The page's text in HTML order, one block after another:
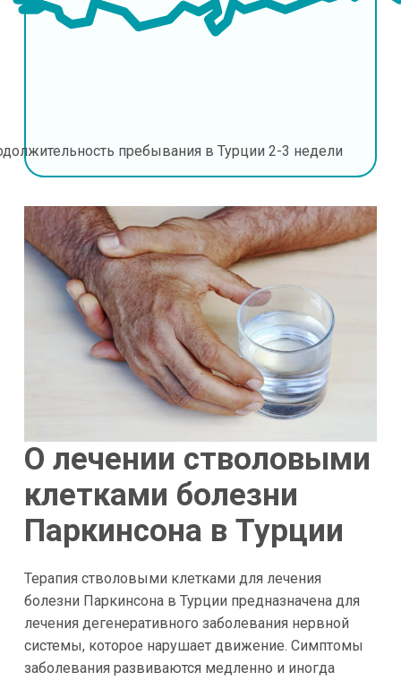
пребывания в Турции 2-3 недели
О лечении стволовыми
клетками болезни
Паркинсона в Турции
Терапия стволовыми клетками для лечения
болезни Паркинсона в Турции предназначена для
лечения дегенеративного заболевания нервной
системы, которое нарушает движение. Симптомы
заболевания развиваются медленно и иногда